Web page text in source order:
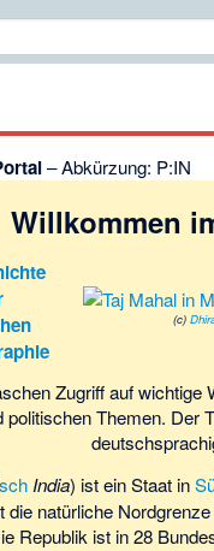
–Abkürzung: P:IN
Willkommen
(c)
Zugriff auf wichtige
Themen.
India) ist ein Staat in
die natürliche
Republik ist in 28